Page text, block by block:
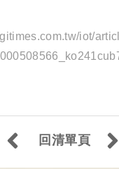
iot/
回清單頁